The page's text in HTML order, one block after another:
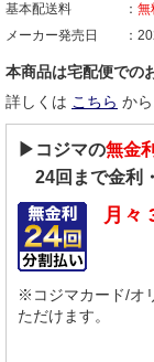
基本配送料
無
メーカー発売日
本商品は宅配便での
詳しくは こちら か
▶コジマの無金利
24回まで金利
月々
※コジマカード/オ
ただけます。